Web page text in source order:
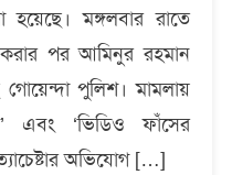
বিরুদ্ধে
একজন
কারাগারে
মঙ্গলবার রাতে
করার পর আমিনুর রহমান
পুলিশ। মামলায়
এবং ‘ভিডিও ফাঁসের
অভিযোগ […]